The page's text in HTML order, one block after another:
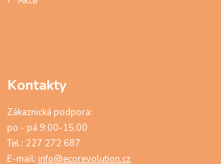
Kontakty
Zákaznická podpora:
po - pá 9:00-15:00
Tel.: 227 272 687
E-mail: info@ecorevolution.cz